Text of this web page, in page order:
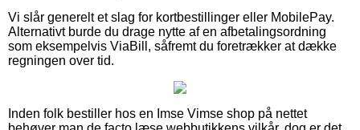
Vi slår generelt et slag for kortbestillinger eller MobilePay.
Alternativt burde du drage nytte af en afbetalingsordning
som eksempelvis ViaBill, såfremt du foretrækker at dække
regningen over tid.
Inden folk bestiller hos en Imse Vimse shop på nettet